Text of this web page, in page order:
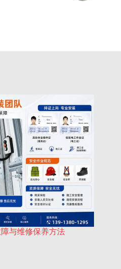
与维修保养方法